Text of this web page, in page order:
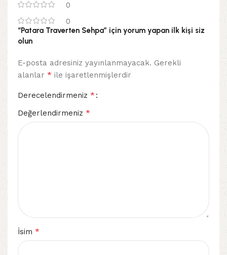
0
0
“Patara Traverten Sehpa” için yorum yapan ilk kişi siz
olun
E-posta adresiniz yayınlanmayacak. Gerekli
alanlar * ile işaretlenmişlerdir
Derecelendirmeniz *
Değerlendirmeniz *
İsim *